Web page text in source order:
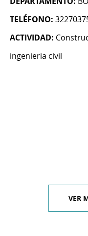
TELÉFONO:
ACTIVIDAD:
ingenieria civil
VER